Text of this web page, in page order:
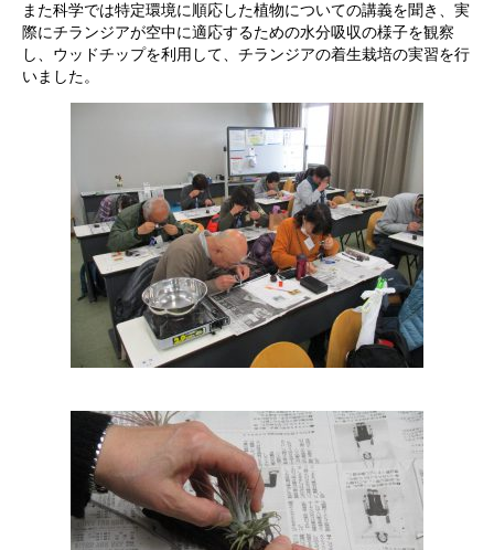
また科学では特定環境に順応した植物についての講義を聞き、実
際にチランジアが空中に適応するための水分吸収の様子を観察
し、ウッドチップを利用して、チランジアの着生栽培の実習を行
いました。